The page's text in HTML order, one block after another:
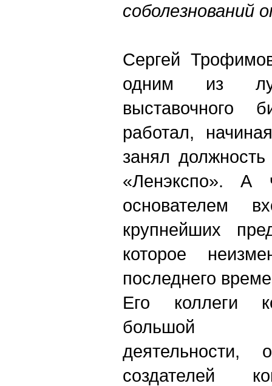
соболезнований
Сергей
одним из
выставочного
работал,
занял
«Ленэкспо». А
основателем
крупнейших
которое
последнего
Его коллеги
большой
создателей